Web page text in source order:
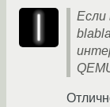
Если